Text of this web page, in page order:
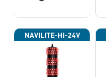
NAVILITE-HI-24V